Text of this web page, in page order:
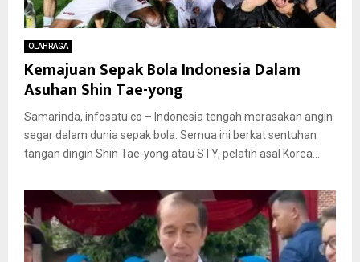
OLAHRAGA
Kemajuan Sepak Bola Indonesia Dalam
Asuhan Shin Tae-yong
Samarinda, infosatu.co – Indonesia tengah merasakan angin
segar dalam dunia sepak bola. Semua ini berkat sentuhan
tangan dingin Shin Tae-yong atau STY, pelatih asal Korea...